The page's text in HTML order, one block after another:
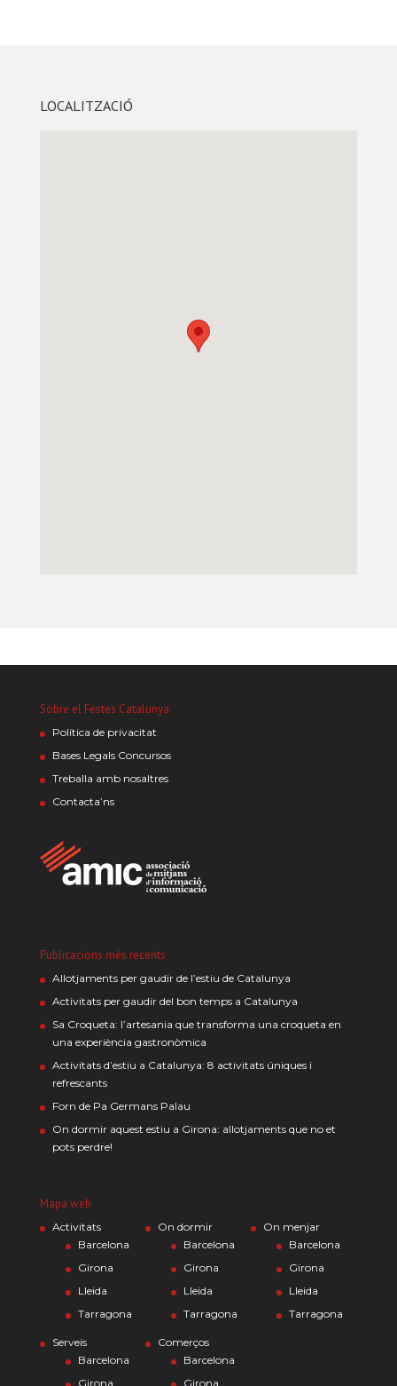
LOCALITZACIÓ
Sobre el Festes Catalunya
Política de privacitat
Bases Legals Concursos
Treballa amb nosaltres
Contacta’ns
Publicacions més recents
Allotjaments per gaudir de l’estiu de Catalunya
Activitats per gaudir del bon temps a Catalunya
Sa Croqueta: l’artesania que transforma una croqueta en
una experiència gastronòmica
Activitats d’estiu a Catalunya: 8 activitats úniques i
refrescants
Forn de Pa Germans Palau
On dormir aquest estiu a Girona: allotjaments que no et
pots perdre!
Mapa web
Activitats
Barcelona
Girona
Lleida
Tarragona
On dormir
Barcelona
Girona
Lleida
Tarragona
On menjar
Barcelona
Girona
Lleida
Tarragona
Serveis
Barcelona
Girona
Comerços
Barcelona
Girona